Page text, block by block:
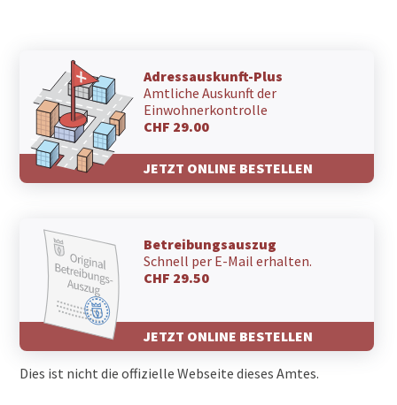
Adressauskunft-Plus
Amtliche Auskunft der
Einwohnerkontrolle
CHF 29.00
JETZT ONLINE BESTELLEN
Betreibungsauszug
Schnell per E-Mail erhalten.
CHF 29.50
JETZT ONLINE BESTELLEN
Dies ist nicht die offizielle Webseite dieses Amtes.